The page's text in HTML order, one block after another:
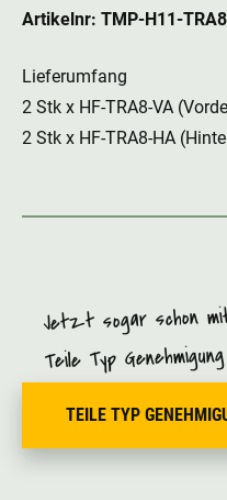
Artikelnr: TMP-H11-TRA8
Lieferumfang
2 Stk x HF-TRA8-VA
2 Stk x HF-TRA8-HA
Jetzt sogar schon
Teile Typ
TEILE TYP